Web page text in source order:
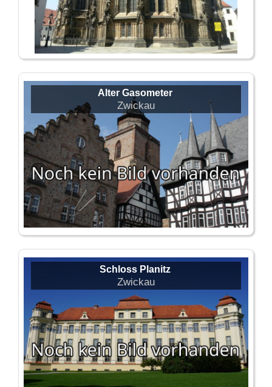
Alter Gasometer
Zwickau
Schloss Planitz
Zwickau